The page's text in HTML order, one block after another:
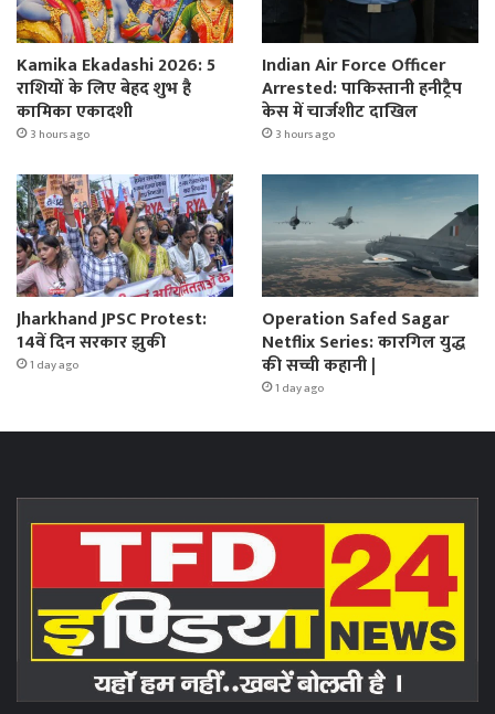
Kamika Ekadashi 2026: 5
राशियों के लिए बेहद शुभ है
कामिका एकादशी
3 hours ago
Indian Air Force Officer
Arrested: पाकिस्तानी हनीट्रैप
केस में चार्जशीट दाखिल
3 hours ago
Jharkhand JPSC Protest:
14वें दिन सरकार झुकी
1 day ago
Operation Safed Sagar
Netflix Series: कारगिल युद्ध
की सच्ची कहानी |
1 day ago